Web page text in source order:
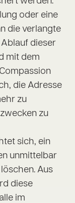
oder eine
die verlangte
dieser
mit dem
die Adresse
zu
zu
sich, ein
unmittelbar
Aus
diese
im